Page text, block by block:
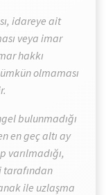
idareye ait
veya imar
hakkı
olmaması
bulunmadığı
en geç altı ay
varılmadığı,
tarafından
ile uzlaşma